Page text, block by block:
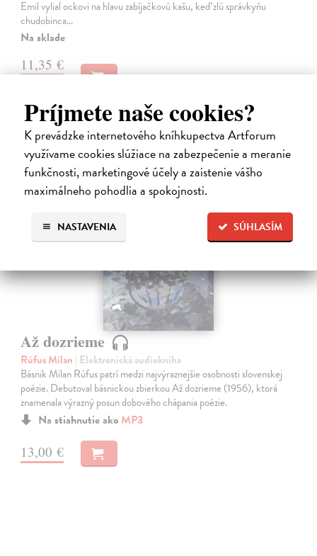
Príjmete naše cookies?
K prevádzke internetového kníhkupectva Artforum
využívame cookies slúžiace na zabezpečenie a meranie
funkčnosti, marketingové účely a zaistenie vášho
maximálneho pohodlia a spokojnosti.
SÚHLASÍM
NASTAVENIA
Emil vylial ockovi na hlavu zabíjačkovú kašu, keď zlú správkyňu
chudobinca…
Na sklade
11,35 €
novinka
Až dozrieme
Rúfus Milan | Elektronická audiokniha
Básnik Milan Rúfus patrí medzi najvýraznejšie osobnosti slovenskej
poézie. Debutoval básnickou zbierkou Až dozrieme (1956), ktorá
znamenala výrazný posun dobového chápania poézie.
Na stiahnutie ako MP3
13,00 €